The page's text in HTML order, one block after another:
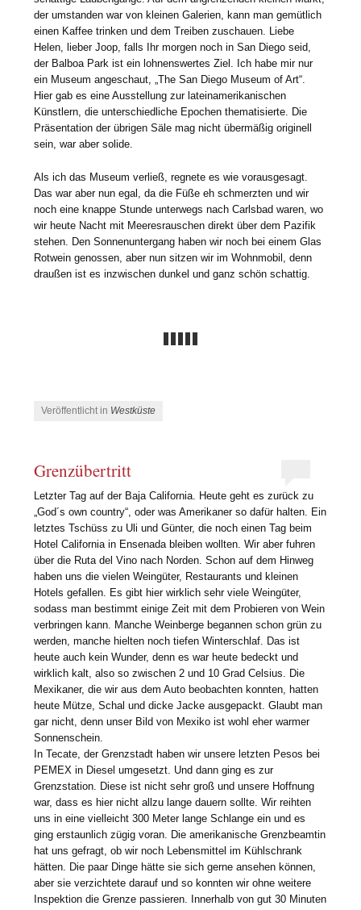
der umstanden war von kleinen Galerien, kann man gemütlich
einen Kaffee trinken und dem Treiben zuschauen. Liebe
Helen, lieber Joop, falls Ihr morgen noch in San Diego seid,
der Balboa Park ist ein lohnenswertes Ziel. Ich habe mir nur
ein Museum angeschaut, „The San Diego Museum of Art“.
Hier gab es eine Ausstellung zur lateinamerikanischen
Künstlern, die unterschiedliche Epochen thematisierte. Die
Präsentation der übrigen Säle mag nicht übermäßig originell
sein, war aber solide.
Als ich das Museum verließ, regnete es wie vorausgesagt.
Das war aber nun egal, da die Füße eh schmerzten und wir
noch eine knappe Stunde unterwegs nach Carlsbad waren, wo
wir heute Nacht mit Meeresrauschen direkt über dem Pazifik
stehen. Den Sonnenuntergang haben wir noch bei einem Glas
Rotwein genossen, aber nun sitzen wir im Wohnmobil, denn
draußen ist es inzwischen dunkel und ganz schön schattig.
Veröffentlicht in Westküste
Grenzübertritt
Letzter Tag auf der Baja California. Heute geht es zurück zu
„God´s own country“, oder was Amerikaner so dafür halten. Ein
letztes Tschüss zu Uli und Günter, die noch einen Tag beim
Hotel California in Ensenada bleiben wollten. Wir aber fuhren
über die Ruta del Vino nach Norden. Schon auf dem Hinweg
haben uns die vielen Weingüter, Restaurants und kleinen
Hotels gefallen. Es gibt hier wirklich sehr viele Weingüter,
sodass man bestimmt einige Zeit mit dem Probieren von Wein
verbringen kann. Manche Weinberge begannen schon grün zu
werden, manche hielten noch tiefen Winterschlaf. Das ist
heute auch kein Wunder, denn es war heute bedeckt und
wirklich kalt, also so zwischen 2 und 10 Grad Celsius. Die
Mexikaner, die wir aus dem Auto beobachten konnten, hatten
heute Mütze, Schal und dicke Jacke ausgepackt. Glaubt man
gar nicht, denn unser Bild von Mexiko ist wohl eher warmer
Sonnenschein.
In Tecate, der Grenzstadt haben wir unsere letzten Pesos bei
PEMEX in Diesel umgesetzt. Und dann ging es zur
Grenzstation. Diese ist nicht sehr groß und unsere Hoffnung
war, dass es hier nicht allzu lange dauern sollte. Wir reihten
uns in eine vielleicht 300 Meter lange Schlange ein und es
ging erstaunlich zügig voran. Die amerikanische Grenzbeamtin
hat uns gefragt, ob wir noch Lebensmittel im Kühlschrank
hätten. Die paar Dinge hätte sie sich gerne ansehen können,
aber sie verzichtete darauf und so konnten wir ohne weitere
Inspektion die Grenze passieren. Innerhalb von gut 30 Minuten